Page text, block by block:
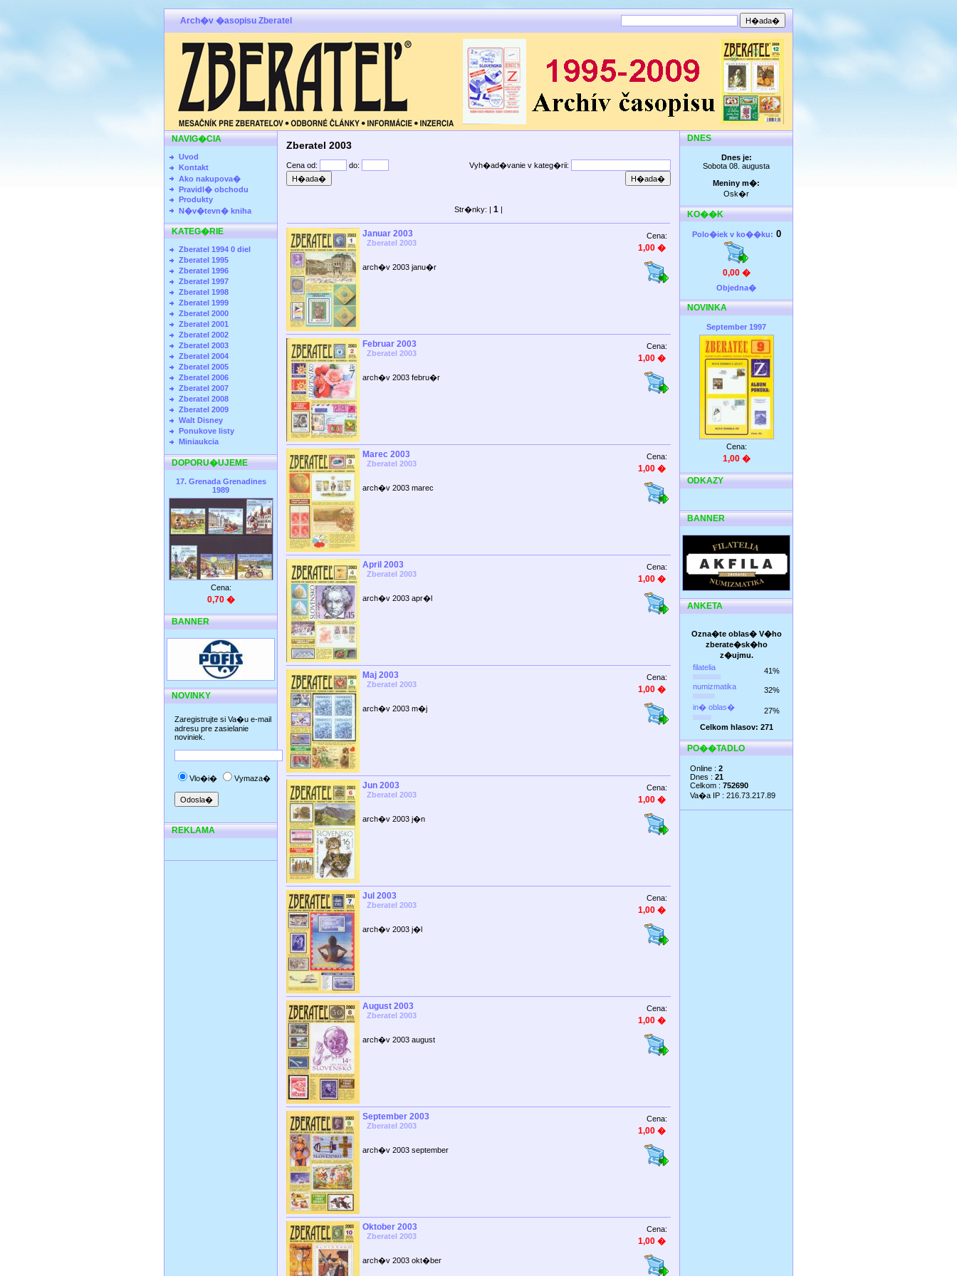
Arch�v �asopisu Zberatel
NAVIG�CIA
Uvod
Kontakt
Ako nakupova�
Pravidl� obchodu
Produkty
N�v�tevn� kniha
KATEG�RIE
Zberatel 1994 0 diel
Zberatel 1995
Zberatel 1996
Zberatel 1997
Zberatel 1998
Zberatel 1999
Zberatel 2000
Zberatel 2001
Zberatel 2002
Zberatel 2003
Zberatel 2004
Zberatel 2005
Zberatel 2006
Zberatel 2007
Zberatel 2008
Zberatel 2009
Walt Disney
Ponukove listy
Miniaukcia
DOPORU�UJEME
17. Grenada Grenadines
1989
Cena:
0,70 �
BANNER
NOVINKY
Zaregistrujte si Va�u e-mail
adresu pre zasielanie
noviniek.
Vlo�i� Vymaza�
REKLAMA
Zberatel 2003
Cena od: do: Vyh�ad�vanie v kateg�rii:
Str�nky: | 1 |
Januar 2003
Zberatel 2003
Cena:
1,00 �
arch�v 2003 janu�r
Februar 2003
Zberatel 2003
Cena:
1,00 �
arch�v 2003 febru�r
Marec 2003
Zberatel 2003
Cena:
1,00 �
arch�v 2003 marec
April 2003
Zberatel 2003
Cena:
1,00 �
arch�v 2003 apr�l
Maj 2003
Zberatel 2003
Cena:
1,00 �
arch�v 2003 m�j
Jun 2003
Zberatel 2003
Cena:
1,00 �
arch�v 2003 j�n
Jul 2003
Zberatel 2003
Cena:
1,00 �
arch�v 2003 j�l
August 2003
Zberatel 2003
Cena:
1,00 �
arch�v 2003 august
September 2003
Zberatel 2003
Cena:
1,00 �
arch�v 2003 september
Oktober 2003
Zberatel 2003
Cena:
1,00 �
arch�v 2003 okt�ber
DNES
Dnes je:
Sobota 08. augusta
Meniny m�:
Osk�r
KO��K
Polo�iek v ko��ku: 0
0,00 �
Objedna�
NOVINKA
September 1997
Cena:
1,00 �
ODKAZY
BANNER
ANKETA
Ozna�te oblas� V�ho
zberate�sk�ho
z�ujmu.
filatelia
41%
numizmatika
32%
in� oblas�
27%
Celkom hlasov: 271
PO��TADLO
Online : 2
Dnes : 21
Celkom : 752690
Va�a IP : 216.73.217.89